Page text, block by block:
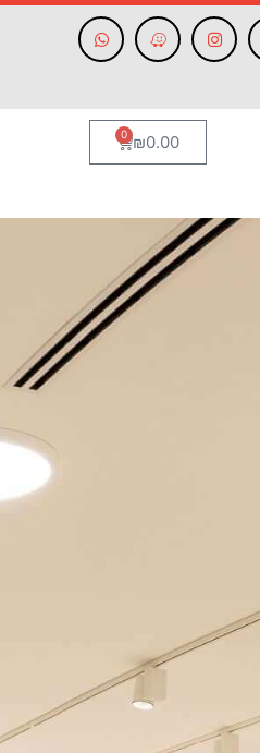
₪0.00
0